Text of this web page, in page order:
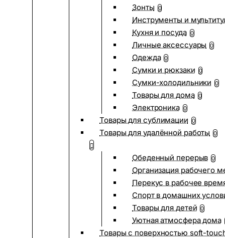
Зонты 0
Инструменты и
Кухня и посуда 0
Личные аксессуары 0
Одежда 0
Сумки и рюкзаки 0
Сумки-холодильники 0
Товары для дома 0
Электроника 0
Товары для сублимации 0
Товары для удалённой работы 0
Обеденный перерыв 0
Организация рабочего
Перекус в рабочее
Спорт в домашних
Товары для детей 0
Уютная атмосфера дома
Товары с поверхностью soft-